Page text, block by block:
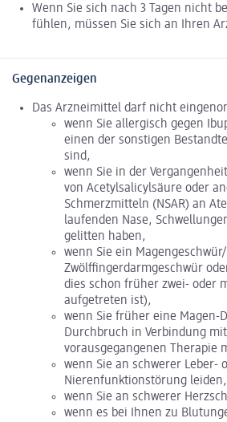
Wenn Sie sich nach 3 Tagen nicht
fühlen, müssen Sie sich an Ihren
Gegenanzeigen
Das Arzneimittel darf nicht
wenn Sie allergisch gegen
einen der sonstigen
sind,
wenn Sie in der
von Acetylsalicylsäure oder
Schmerzmitteln (NSAR) an
laufenden Nase,
gelitten haben,
wenn Sie ein Magengeschwür/
Zwölffingerdarmgeschwür
dies schon früher zwei- oder
aufgetreten ist),
wenn Sie früher eine Magen-
Durchbruch in Verbindung
vorausgegangenen Therapie
wenn Sie an schwerer Leber-
Nierenfunktionstörung leiden,
wenn Sie an schwerer
wenn es bei Ihnen zu